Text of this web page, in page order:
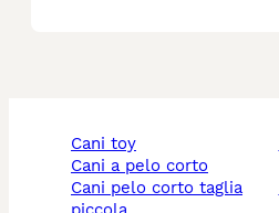
cani toy
cani a pelo corto
cani pelo corto taglia